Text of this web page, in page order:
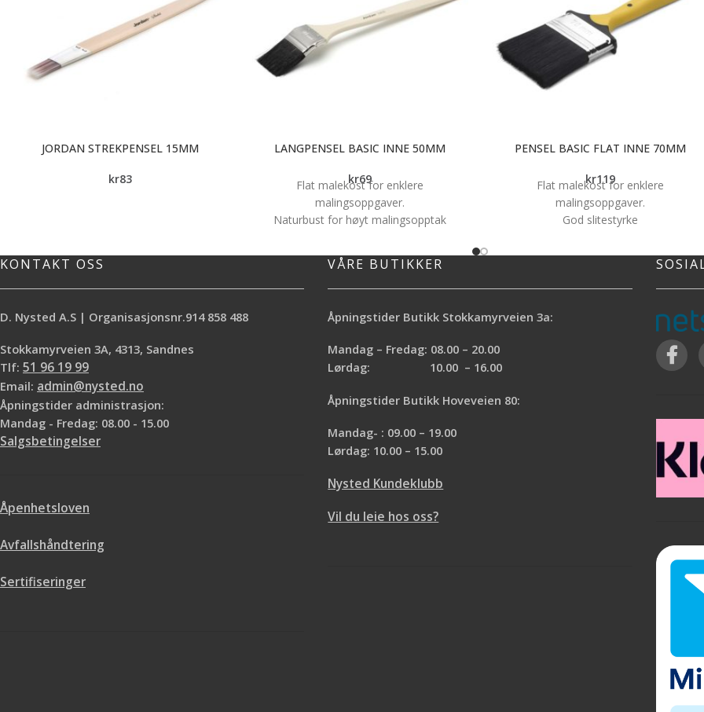
JORDAN STREKPENSEL 15MM
kr83
LANGPENSEL BASIC INNE 50MM
kr69
Flat malekost for enklere
malingsoppgaver.
Naturbust for høyt malingsopptak
Alle typer maling
God slitestyrke
PENSEL BASIC FLAT INNE 70MM
kr119
Flat malekost for enklere
malingsoppgaver.
God slitestyrke
Godt malingsopptak
KONTAKT OSS
D. Nysted A.S | Organisasjonsnr.914 858 488
Stokkamyrveien 3A, 4313, Sandnes
Tlf: 51 96 19 99
Email: admin@nysted.no
Åpningstider administrasjon:
Mandag - Fredag: 08.00 - 15.00
Salgsbetingelser
Åpenhetsloven
Avfallshåndtering
Sertifiseringer
VÅRE BUTIKKER
Åpningstider Butikk Stokkamyrveien 3a:
Mandag – Fredag: 08.00 – 20.00
Lørdag: 10.00 – 16.00
Åpningstider Butikk Hoveveien 80:
Mandag- : 09.00 – 19.00
Lørdag: 10.00 – 15.00
Nysted Kundeklubb
Vil du leie hos oss?